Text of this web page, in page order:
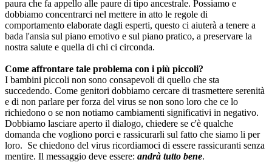
paura che fa appello alle paure di tipo ancestrale. Possiamo e
dobbiamo concentrarci nel mettere in atto le regole di
comportamento elaborate dagli esperti, questo ci aiuterà a tenere a
bada l'ansia sul piano emotivo e sul piano pratico, a preservare la
nostra salute e quella di chi ci circonda.
Come affrontare tale problema con i più piccoli?
I bambini piccoli non sono consapevoli di quello che sta
succedendo. Come genitori dobbiamo cercare di trasmettere serenità
e di non parlare per forza del virus se non sono loro che ce lo
richiedono o se non notiamo cambiamenti significativi in negativo.
Dobbiamo lasciare aperto il dialogo, chiedere se c'è qualche
domanda che vogliono porci e rassicurarli sul fatto che siamo li per
loro. Se chiedono del virus ricordiamoci di essere rassicuranti senza
mentire. Il messaggio deve essere: andrà tutto bene.